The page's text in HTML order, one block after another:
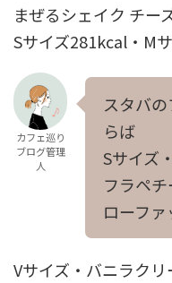
まぜるシェイク チー
Sサイズ281kcal・M
カフェ巡り
ブログ管理
人
スタバ
らば
Sサイズ
フラペ
ローファ
Vサイズ・バニラク